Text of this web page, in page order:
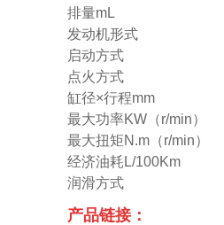
排量mL
发动机形式
启动方式
点火方式
缸径×行程mm
最大功率KW （r/min）
最大扭矩N.m （r/min）
经济油耗L/100Km
润滑方式
产品链接：